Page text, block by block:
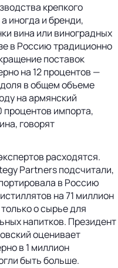
крепкого
иногда и бренди,
вина или виноградных
в Россию традиционно
поставок
на 12 процентов —
в общем объеме
на армянский
процентов импорта,
говорят
расходятся.
Partners подсчитали,
в Россию
на 71 миллион
о сырье для
напитков. Президент
оценивает
в 1 миллион
быть больше.